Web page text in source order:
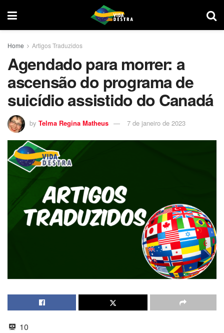
Home Artigos Traduzidos
Agendado para morrer: a
ascensão do programa de
suicídio assistido do Canadá
by Telma Regina Matheus 7 de janeiro de 2023
10